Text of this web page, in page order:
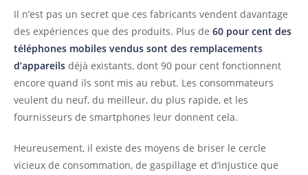
Il n’est pas un secret que ces fabricants vendent davantage
des expériences que des produits. Plus de 60 pour cent des
téléphones mobiles vendus sont des remplacements
d’appareils déjà existants, dont 90 pour cent fonctionnent
encore quand ils sont mis au rebut. Les consommateurs
veulent du neuf, du meilleur, du plus rapide, et les
fournisseurs de smartphones leur donnent cela.
Heureusement, il existe des moyens de briser le cercle
vicieux de consommation, de gaspillage et d’injustice que